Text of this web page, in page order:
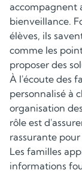
accompagnent
bienveillance.
élèves, ils
comme les
proposer des
À l'écoute des
personnalisé à
organisation
rôle est
rassurante
Les familles
informations